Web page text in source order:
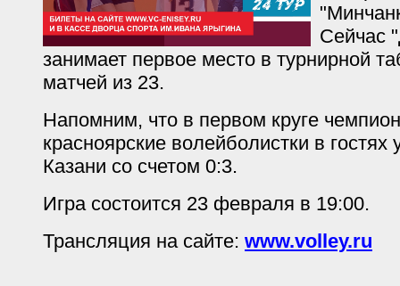
Сейчас
занимает первое место в турнирной
матчей из 23.
Напомним, что в первом круге
красноярские волейболистки в гостях
Казани со счетом 0:3.
Игра состоится 23 февраля в 19:00.
Трансляция на сайте: www.volley.ru